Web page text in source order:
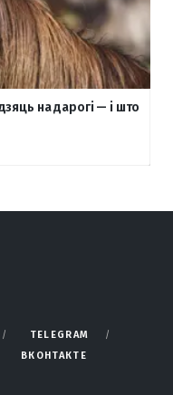
на дарогі — і што
TELEGRAM
ВКОНТАКТЕ